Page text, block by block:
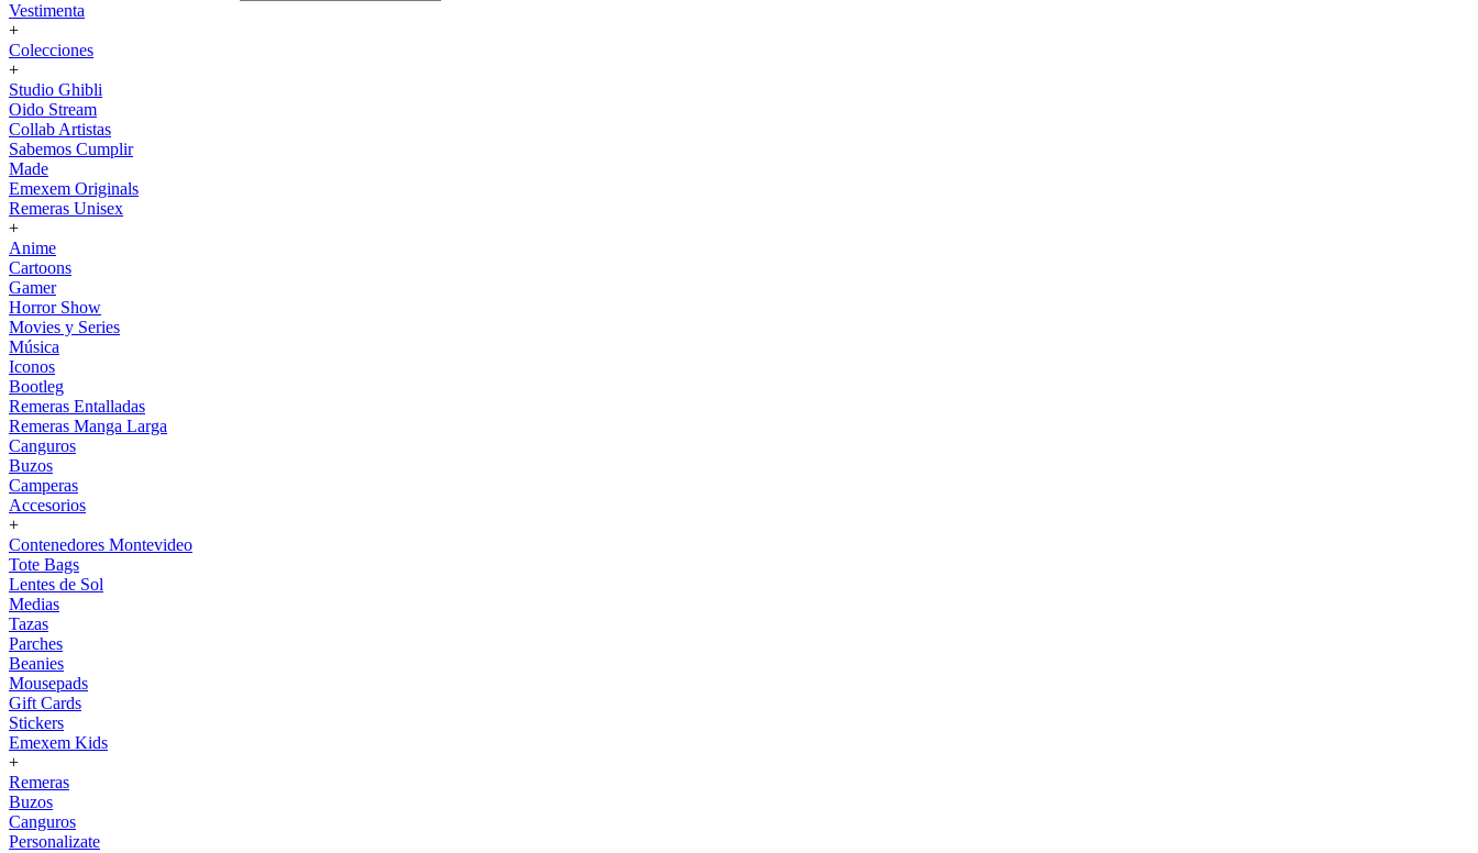
Vestimenta
+
Colecciones
+
Studio Ghibli
Oido Stream
Collab Artistas
Sabemos Cumplir
Made
Emexem Originals
Remeras Unisex
+
Anime
Cartoons
Gamer
Horror Show
Movies y Series
Música
Iconos
Bootleg
Remeras Entalladas
Remeras Manga Larga
Canguros
Buzos
Camperas
Accesorios
+
Contenedores Montevideo
Tote Bags
Lentes de Sol
Medias
Tazas
Parches
Beanies
Mousepads
Gift Cards
Stickers
Emexem Kids
+
Remeras
Buzos
Canguros
Personalizate